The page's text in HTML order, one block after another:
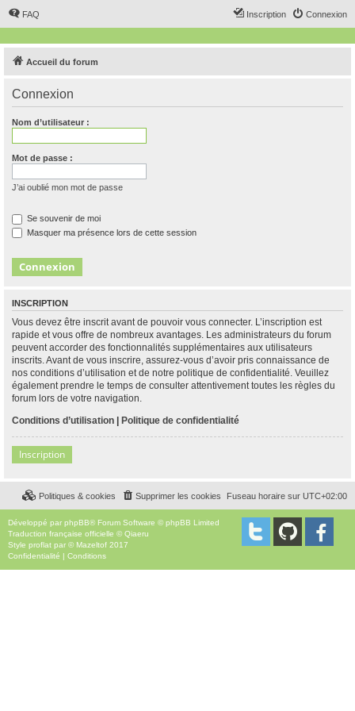
FAQ Connexion
Inscription
Accueil du forum
Connexion
Nom d’utilisateur :
Mot de passe :
J’ai oublié mon mot de passe
Se souvenir de moi
Masquer ma présence lors de cette session
INSCRIPTION
Vous devez être inscrit avant de pouvoir vous connecter. L’inscription est
rapide et vous offre de nombreux avantages. Les administrateurs du forum
peuvent accorder des fonctionnalités supplémentaires aux utilisateurs
inscrits. Avant de vous inscrire, assurez-vous d’avoir pris connaissance de
nos conditions d’utilisation et de notre politique de confidentialité. Veuillez
également prendre le temps de consulter attentivement toutes les règles du
forum lors de votre navigation.
Conditions d’utilisation | Politique de confidentialité
Inscription
Fuseau horaire sur UTC+02:00
Supprimer les cookies
Politiques & cookies
Développé par phpBB® Forum Software © phpBB Limited
Traduction française officielle ©Qiaeru
Style proflat par © Mazeltof 2017
Confidentialité | Conditions